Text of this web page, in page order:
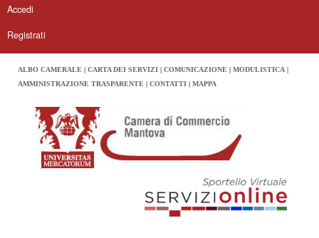
Accedi
Registrati
ALBO CAMERALE CARTA DEI SERVIZI COMUNICAZIONE
MODULISTICA
AMMINISTRAZIONE TRASPARENTE
CONTATTI MAPPA